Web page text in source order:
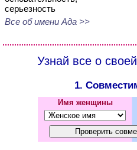
серьезность
Все об имени Ада >>
Узнай все о
1.
Имя женщины